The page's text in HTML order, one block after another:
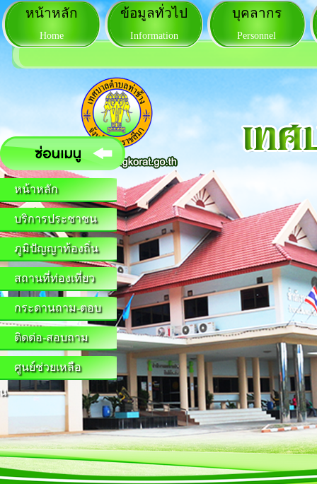
หน้าหลัก
บริการประชาชน
ภูมิปัญญาท้องถิ่น
สถานที่ท่องเที่ยว
กระดานถาม-ตอบ
ติดต่อ-สอบถาม
ศูนย์ช่วยเหลือ
หน้าหลัก
Home
ข้อมูลทั่วไป
Information
บุคลากร
Personnel